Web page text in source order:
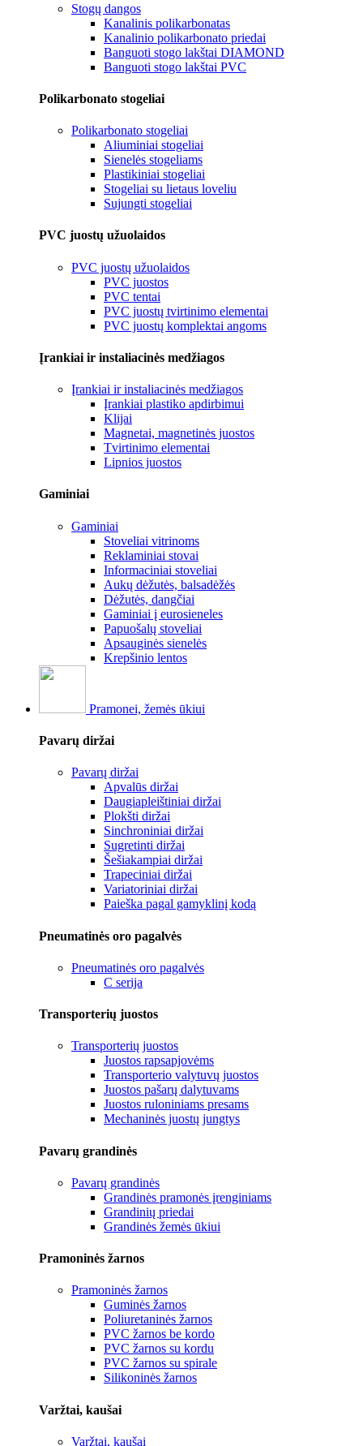
Stogų dangos
Kanalinis polikarbonatas
Kanalinio polikarbonato priedai
Banguoti stogo lakštai DIAMOND
Banguoti stogo lakštai PVC
Polikarbonato stogeliai
Polikarbonato stogeliai
Aliuminiai stogeliai
Sienelės stogeliams
Plastikiniai stogeliai
Stogeliai su lietaus loveliu
Sujungti stogeliai
PVC juostų užuolaidos
PVC juostų užuolaidos
PVC juostos
PVC tentai
PVC juostų tvirtinimo elementai
PVC juostų komplektai angoms
Įrankiai ir instaliacinės medžiagos
Įrankiai ir instaliacinės medžiagos
Įrankiai plastiko apdirbimui
Klijai
Magnetai, magnetinės juostos
Tvirtinimo elementai
Lipnios juostos
Gaminiai
Gaminiai
Stoveliai vitrinoms
Reklaminiai stovai
Informaciniai stoveliai
Aukų dėžutės, balsadėžės
Dėžutės, dangčiai
Gaminiai į eurosieneles
Papuošalų stoveliai
Apsauginės sienelės
Krepšinio lentos
Pramonei, žemės ūkiui
Pavarų diržai
Pavarų diržai
Apvalūs diržai
Daugiapleištiniai diržai
Plokšti diržai
Sinchroniniai diržai
Sugretinti diržai
Šešiakampiai diržai
Trapeciniai diržai
Variatoriniai diržai
Paieška pagal gamyklinį kodą
Pneumatinės oro pagalvės
Pneumatinės oro pagalvės
C serija
Transporterių juostos
Transporterių juostos
Juostos rapsapjovėms
Transporterio valytuvų juostos
Juostos pašarų dalytuvams
Juostos ruloniniams presams
Mechaninės juostų jungtys
Pavarų grandinės
Pavarų grandinės
Grandinės pramonės įrenginiams
Grandinių priedai
Grandinės žemės ūkiui
Pramoninės žarnos
Pramoninės žarnos
Guminės žarnos
Poliuretaninės žarnos
PVC žarnos be kordo
PVC žarnos su kordu
PVC žarnos su spirale
Silikoninės žarnos
Varžtai, kaušai
Varžtai, kaušai